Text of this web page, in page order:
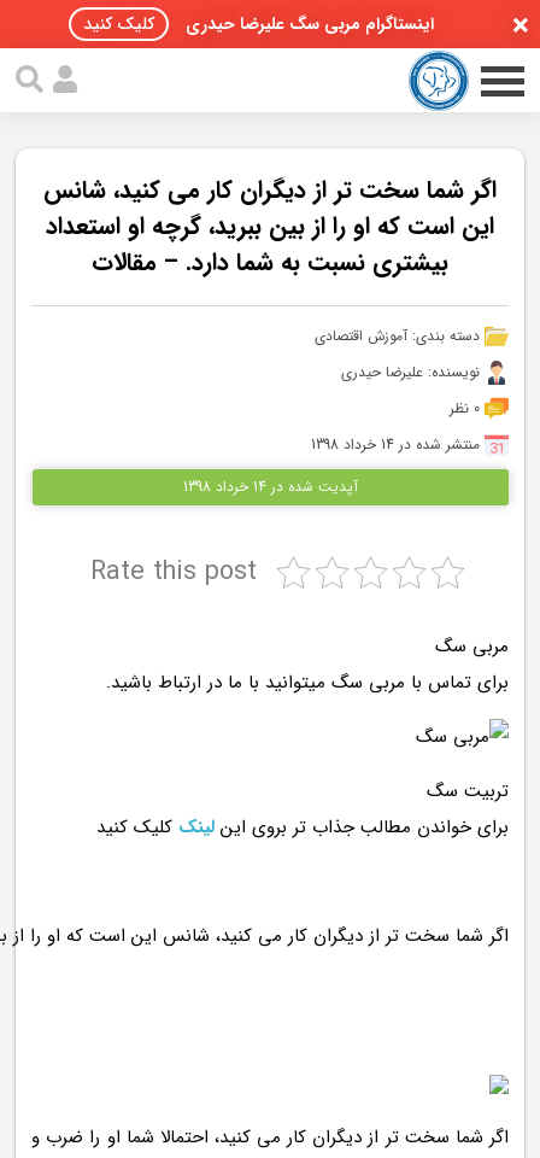
اینستاگرام مربی سگ علیرضا حیدری کلیک کنید
صفحه اصلی
پادکست سگ ها
سمینار تهران 96
گواهینامه ها
اگر شما سخت تر از دیگران کار می کنید، شانس
این است که او را از بین ببرید، گرچه او استعداد
بیشتری نسبت به شما دارد. – مقالات
دسته بندی:آموزش اقتصادی
نویسنده: علیرضا حیدری
0 نظر
منتشر شده در 14 خرداد 1398
آپدیت شده در 14 خرداد 1398
Rate this post
مربی سگ
برای تماس با مربی سگ میتوانید با ما در ارتباط باشید.
تربیت سگ
برای خواندن مطالب جذاب تر بروی اینلینک کلیک کنید
اگر شما سخت تر از دیگران کار می کنید، احتمالا شما او را ضرب و